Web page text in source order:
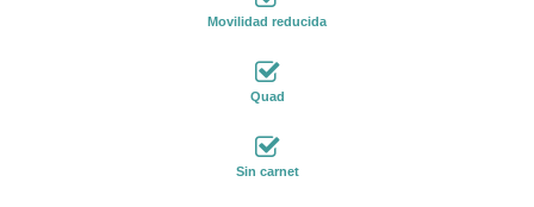
Movilidad reducida
Quad
Sin carnet